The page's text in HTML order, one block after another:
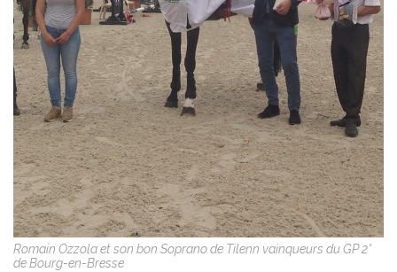
Romain Ozzola et son bon Soprano de Tilenn vainqueurs du GP 2*
de Bourg-en-Bresse